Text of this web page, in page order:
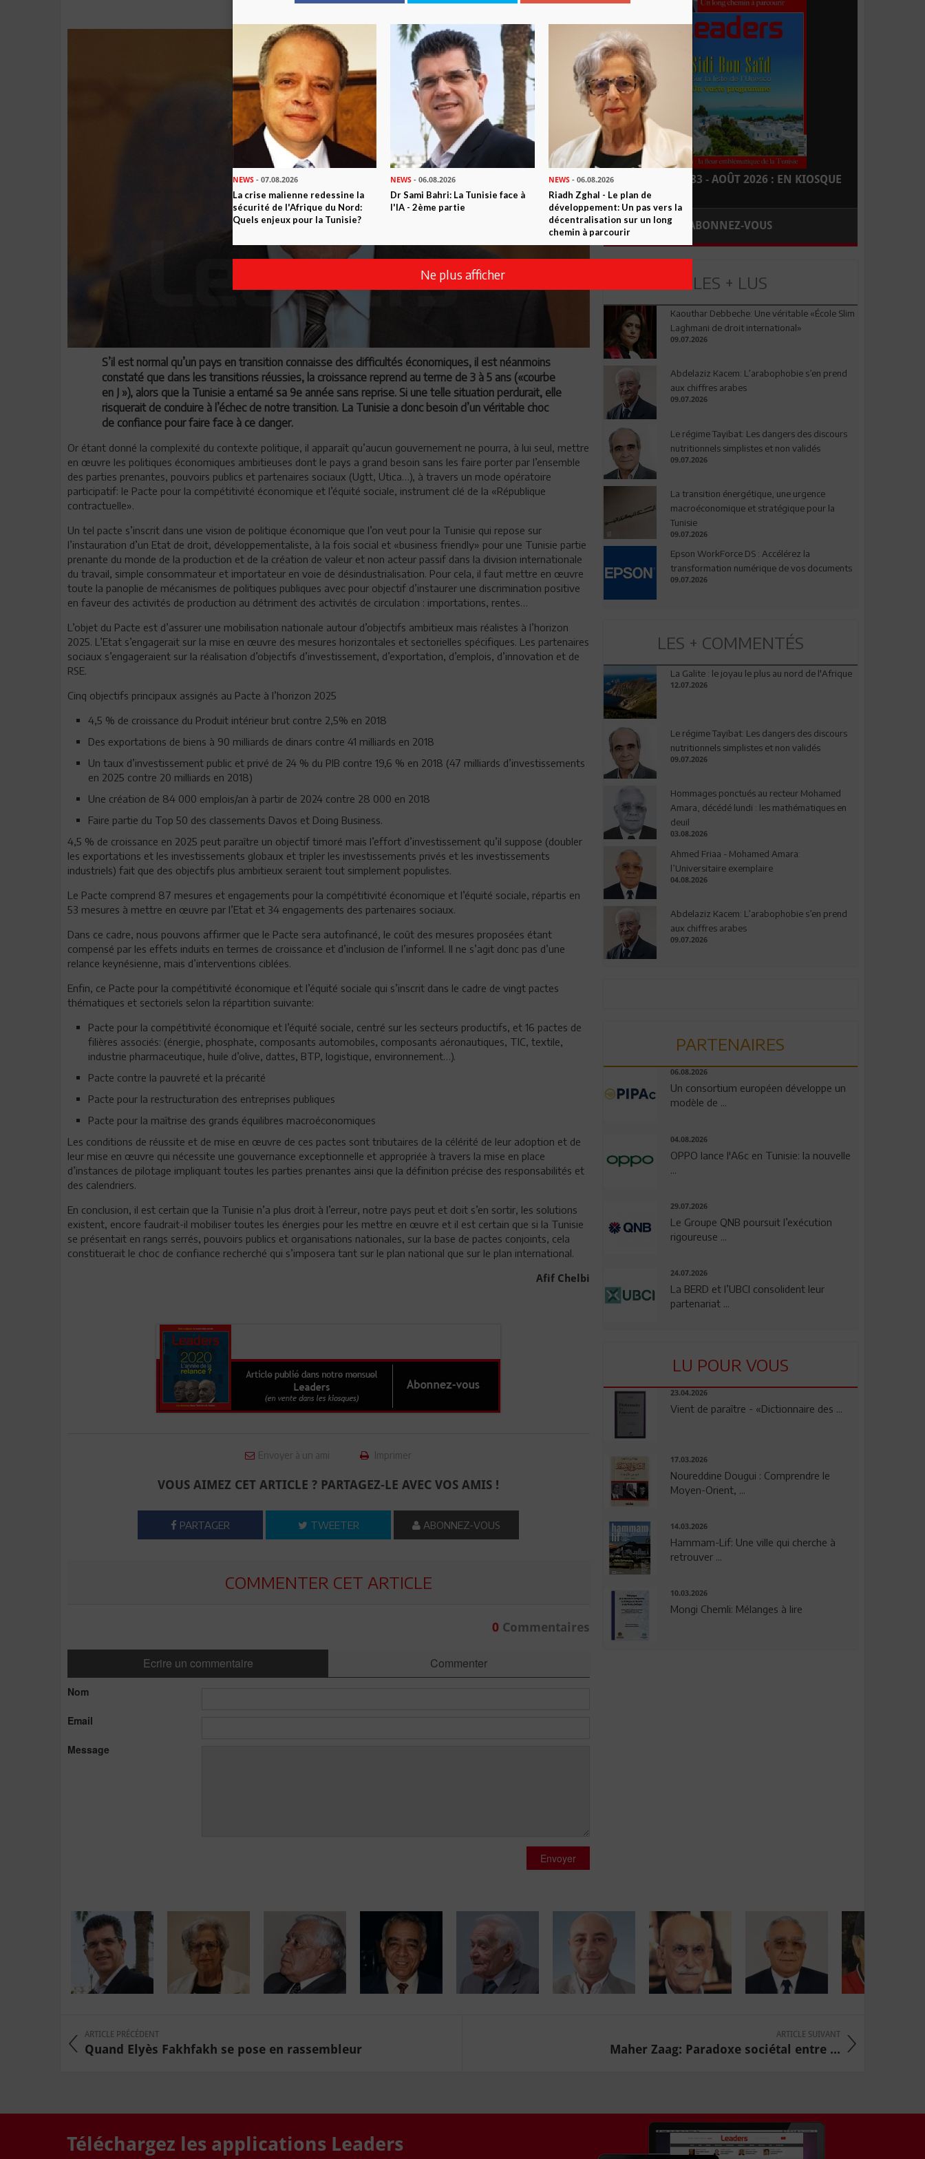
S’il est normal qu’un pays en transition connaisse des difficultés économiques, il est néanmoins
constaté que dans les transitions réussies, la croissance reprend au terme de 3 à 5 ans («courbe
en J »), alors que la Tunisie a entamé sa 9e année sans reprise. Si une telle situation perdurait, elle
risquerait de conduire à l’échec de notre transition. La Tunisie a donc besoin d’un véritable choc
de confiance pour faire face à ce danger.
Or étant donné la complexité du contexte politique, il apparaît qu’aucun gouvernement ne pourra, à lui seul, mettre
en œuvre les politiques économiques ambitieuses dont le pays a grand besoin sans les faire porter par l’ensemble
des parties prenantes, pouvoirs publics et partenaires sociaux (Ugtt, Utica…), à travers un mode opératoire
participatif: le Pacte pour la compétitivité économique et l’équité sociale, instrument clé de la «République
contractuelle».
Un tel pacte s’inscrit dans une vision de politique économique que l’on veut pour la Tunisie qui repose sur
l’instauration d’un Etat de droit, développementaliste, à la fois social et «business friendly» pour une Tunisie partie
prenante du monde de la production et de la création de valeur et non acteur passif dans la division internationale
du travail, simple consommateur et importateur en voie de désindustrialisation. Pour cela, il faut mettre en œuvre
toute la panoplie de mécanismes de politiques publiques avec pour objectif d’instaurer une discrimination positive
en faveur des activités de production au détriment des activités de circulation : importations, rentes…
L’objet du Pacte est d’assurer une mobilisation nationale autour d’objectifs ambitieux mais réalistes à l’horizon
2025. L’Etat s’engagerait sur la mise en œuvre des mesures horizontales et sectorielles spécifiques. Les partenaires
sociaux s’engageraient sur la réalisation d’objectifs d’investissement, d’exportation, d’emplois, d’innovation et de
RSE.
Cinq objectifs principaux assignés au Pacte à l’horizon 2025
4,5 % de croissance du Produit intérieur brut contre 2,5% en 2018
Des exportations de biens à 90 milliards de dinars contre 41 milliards en 2018
Un taux d’investissement public et privé de 24 % du PIB contre 19,6 % en 2018 (47 milliards d’investissements
en 2025 contre 20 milliards en 2018)
Une création de 84 000 emplois/an à partir de 2024 contre 28 000 en 2018
Faire partie du Top 50 des classements Davos et Doing Business.
4,5 % de croissance en 2025 peut paraître un objectif timoré mais l’effort d’investissement qu’il suppose (doubler
les exportations et les investissements globaux et tripler les investissements privés et les investissements
industriels) fait que des objectifs plus ambitieux seraient tout simplement populistes.
Le Pacte comprend 87 mesures et engagements pour la compétitivité économique et l’équité sociale, répartis en
53 mesures à mettre en œuvre par l’Etat et 34 engagements des partenaires sociaux.
Dans ce cadre, nous pouvons affirmer que le Pacte sera autofinancé, le coût des mesures proposées étant
compensé par les effets induits en termes de croissance et d’inclusion de l’informel. Il ne s’agit donc pas d’une
relance keynésienne, mais d’interventions ciblées.
Enfin, ce Pacte pour la compétitivité économique et l’équité sociale qui s’inscrit dans le cadre de vingt pactes
thématiques et sectoriels selon la répartition suivante:
Pacte pour la compétitivité économique et l’équité sociale, centré sur les secteurs productifs, et 16 pactes de
filières associés: (énergie, phosphate, composants automobiles, composants aéronautiques, TIC, textile,
industrie pharmaceutique, huile d’olive, dattes, BTP, logistique, environnement…).
Pacte contre la pauvreté et la précarité
Pacte pour la restructuration des entreprises publiques
Pacte pour la maîtrise des grands équilibres macroéconomiques
Les conditions de réussite et de mise en œuvre de ces pactes sont tributaires de la célérité de leur adoption et de
leur mise en œuvre qui nécessite une gouvernance exceptionnelle et appropriée à travers la mise en place
d’instances de pilotage impliquant toutes les parties prenantes ainsi que la définition précise des responsabilités et
des calendriers.
En conclusion, il est certain que la Tunisie n’a plus droit à l’erreur, notre pays peut et doit s’en sortir, les solutions
existent, encore faudrait-il mobiliser toutes les énergies pour les mettre en œuvre et il est certain que si la Tunisie
se présentait en rangs serrés, pouvoirs publics et organisations nationales, sur la base de pactes conjoints, cela
constituerait le choc de confiance recherché qui s’imposera tant sur le plan national que sur le plan international.
Afif Chelbi
Envoyer à un ami Imprimer
VOUS AIMEZ CET ARTICLE ? PARTAGEZ-LE AVEC VOS AMIS !
PARTAGER TWEETER ABONNEZ-VOUS
COMMENTER CET ARTICLE
0Commentaires
Ecrire un commentaire Commenter
Nom
Email
Message
Envoyer
LEADERS N° 183 - AOÛT 2026 : EN KIOSQUE
ABONNEZ-VOUS
LES + LUS
Kaouthar Debbeche: Une véritable «École Slim
Laghmani de droit international»
09.07.2026
Abdelaziz Kacem: L’arabophobie s’en prend
aux chiffres arabes
09.07.2026
Le régime Tayibat: Les dangers des discours
nutritionnels simplistes et non validés
09.07.2026
La transition énergétique, une urgence
macroéconomique et stratégique pour la
Tunisie
09.07.2026
Epson WorkForce DS : Accélérez la
transformation numérique de vos documents
09.07.2026
LES + COMMENTÉS
La Galite : le joyau le plus au nord de l'Afrique
12.07.2026
Le régime Tayibat: Les dangers des discours
nutritionnels simplistes et non validés
09.07.2026
Hommages ponctués au recteur Mohamed
Amara, décédé lundi : les mathématiques en
deuil
03.08.2026
Ahmed Friaa - Mohamed Amara:
l’Universitaire exemplaire
04.08.2026
Abdelaziz Kacem: L’arabophobie s’en prend
aux chiffres arabes
09.07.2026
PARTENAIRES
06.08.2026
Un consortium européen développe un
modèle de ...
04.08.2026
OPPO lance l'A6c en Tunisie: la nouvelle
29.07.2026
Le Groupe QNB poursuit l’exécution
rigoureuse ...
24.07.2026
La BERD et l’UBCI consolident leur
partenariat ...
LU POUR VOUS
23.04.2026
Vient de paraître - «Dictionnaire des ...
17.03.2026
Noureddine Dougui : Comprendre le
Moyen-Orient, ...
14.03.2026
Hammam-Lif: Une ville qui cherche à
retrouver ...
10.03.2026
Mongi Chemli: Mélanges à lire
ARTICLE PRÉCÉDENT
Quand Elyès Fakhfakh se pose en rassembleur
ARTICLE SUIVANT
Maher Zaag: Paradoxe sociétal entre ...
Téléchargez les applications Leaders
NEWS - 07.08.2026
La crise malienne redessine la
sécurité de l'Afrique du Nord:
Quels enjeux pour la Tunisie?
NEWS - 06.08.2026
Dr Sami Bahri: La Tunisie face à
l'IA - 2ème partie
NEWS- 06.08.2026
Riadh Zghal - Le plan de
développement: Un pas vers la
décentralisation sur un long
chemin à parcourir
Ne plus afficher